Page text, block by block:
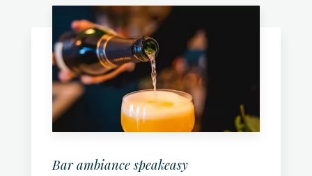
Bar ambiance speakeasy